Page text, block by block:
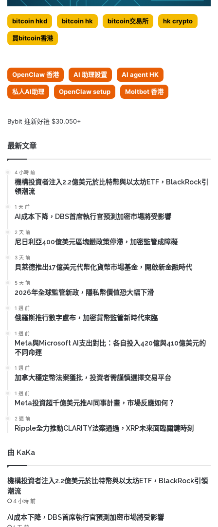
bitcoin hkd bitcoin hk bitcoin交易所 hk crypto
買bitcoin香港
OpenClaw 香港 AI 助理設置 AI agent HK
私人AI助理 OpenClaw setup Moltbot 香港
Bybit 迎新好禮 $30,050+
最新文章
4 小時 前
機構投資者注入2.2億美元於比特幣與以太坊ETF，BlackRock引
領潮流
1 天 前
AI成本下降，DBS首席執行官預測加密市場將受影響
2 天 前
尼日利亞400億美元區塊鏈政策停滯，加密監管成障礙
3 天 前
貝萊德推出17億美元代幣化貨幣市場基金，開啟新金融時代
5 天 前
2026年全球監管新政，隱私幣價值恐大幅下滑
1 週 前
俄羅斯推行數字盧布，加密貨幣監管新時代來臨
1 週 前
Meta與Microsoft AI支出對比：各自投入420億與410億美元的
不同命運
1 週 前
加拿大穩定幣法案獲批，投資者需謹慎選擇交易平台
1 週 前
Meta投資超千億美元推AI同事計畫，市場反應如何？
2 週 前
Ripple全力推動CLARITY法案通過，XRP未來面臨關鍵時刻
由 KaKa
機構投資者注入2.2億美元於比特幣與以太坊ETF，BlackRock引領
潮流
4 小時 前
AI成本下降，DBS首席執行官預測加密市場將受影響